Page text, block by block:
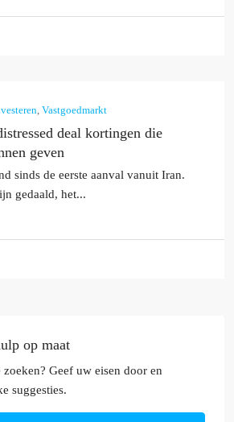
, Vastgoedmarkt
deal kortingen die
geven
sinds de eerste aanval vanuit Iran.
gedaald, het...
op maat
Geef uw eisen door en
suggesties.